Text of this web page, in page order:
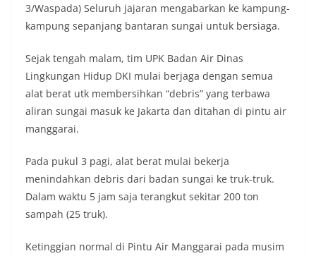
3/Waspada) Seluruh jajaran mengabarkan ke kampung-
kampung sepanjang bantaran sungai untuk bersiaga.
Sejak tengah malam, tim UPK Badan Air Dinas
Lingkungan Hidup DKI mulai berjaga dengan semua
alat berat utk membersihkan “debris” yang terbawa
aliran sungai masuk ke Jakarta dan ditahan di pintu air
manggarai.
Pada pukul 3 pagi, alat berat mulai bekerja
menindahkan debris dari badan sungai ke truk-truk.
Dalam waktu 5 jam saja terangkut sekitar 200 ton
sampah (25 truk).
Ketinggian normal di Pintu Air Manggarai pada musim